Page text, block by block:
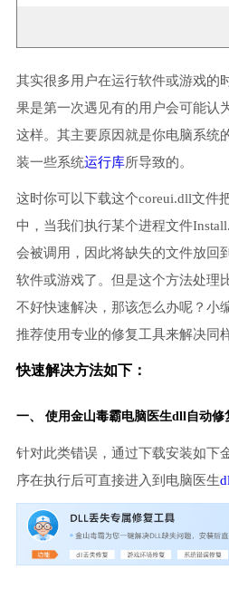
其实很多用户在运行软件或游戏的
果是第一次遇见有的用户会可能认
这样。其主要原因就是你电脑系统
装一些系统运行库所导致的。
这时你可以下载这个coreui.dll文件
中，当我们执行某个进程文件
会被调用，因此将缺失的文件放回
软件或游戏了。但是这个方法处理
不好快速解决，那该怎么办呢？小
推荐使用专业的修复工具来解决同
快速解决方法如下：
一、 使用金山毒霸电脑医生dll自动修
针对此类错误，通过下载安装如下
序在执行后可直接进入到电脑医生